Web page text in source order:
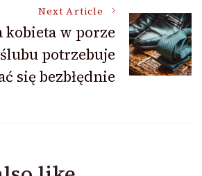
Next Article
kobieta w porze
potrzebuje
się bezbłędnie